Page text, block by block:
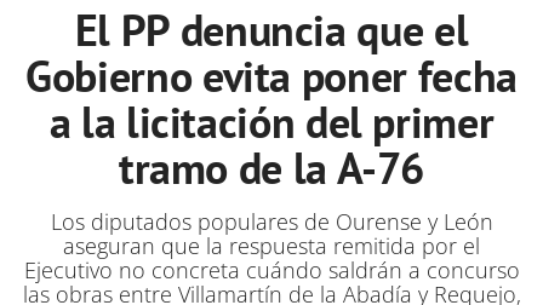
El PP denuncia que el
Gobierno evita poner fecha
a la licitación del primer
tramo de la A-76
Los diputados populares de Ourense y León
aseguran que la respuesta remitida por el
Ejecutivo no concreta cuándo saldrán a concurso
las obras entre Villamartín de la Abadía y Requejo,